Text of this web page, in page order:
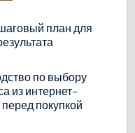
план для
по выбору
из интернет-
перед покупкой